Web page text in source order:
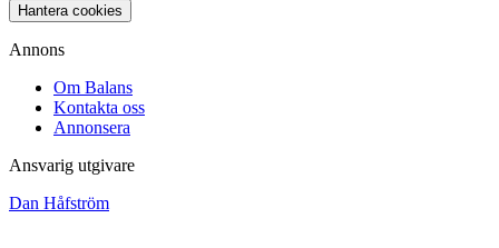
Hantera cookies
Annons
Om Balans
Kontakta oss
Annonsera
Ansvarig utgivare
Dan Håfström